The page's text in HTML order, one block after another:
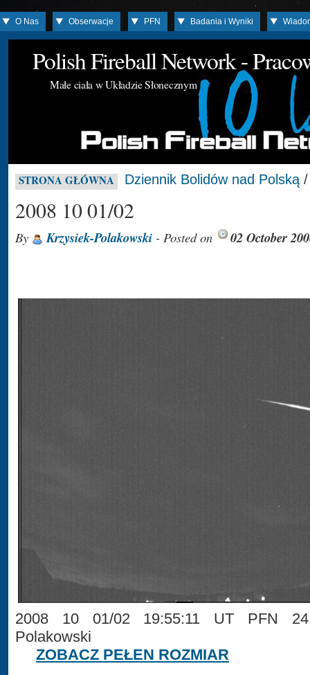
O Nas Obserwacje PFN Badania i Wyniki
Polish Fireball Network -
Małe ciała w Układzie Słonecznym
STRONA GŁÓWNA Dziennik Bolidów nad Polską
2008 10 01/02
By Krzysiek-Polakowski - Posted on 02 October
2008 10 01/02 19:55:11 UT PFN 24
Polakowski
ZOBACZ PEŁEN ROZMIAR